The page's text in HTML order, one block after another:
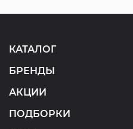
КАТАЛОГ
БРЕНДЫ
АКЦИИ
ПОДБОРКИ